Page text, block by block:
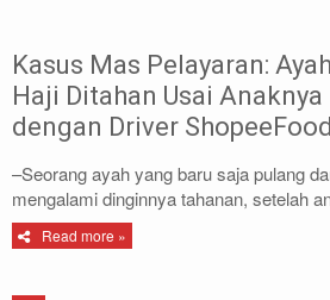
Kasus Mas Pelayaran:
Haji Ditahan Usai
dengan Driver ShopeeFood
–Seorang ayah yang baru saja pulang
mengalami dinginnya tahanan, setelah
Read more »